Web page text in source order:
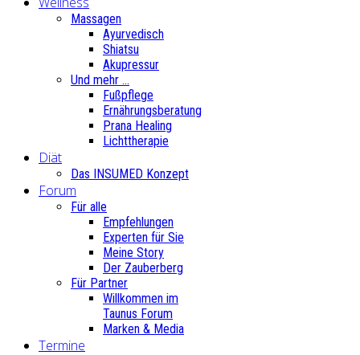
Massagen
Ayurvedisch
Shiatsu
Akupressur
Und mehr ...
Fußpflege
Ernährungsberatung
Prana Healing
Lichttherapie
Diät
Das INSUMED Konzept
Forum
Für alle
Empfehlungen
Experten für Sie
Meine Story
Der Zauberberg
Für Partner
Willkommen im
Taunus Forum
Marken & Media
Termine